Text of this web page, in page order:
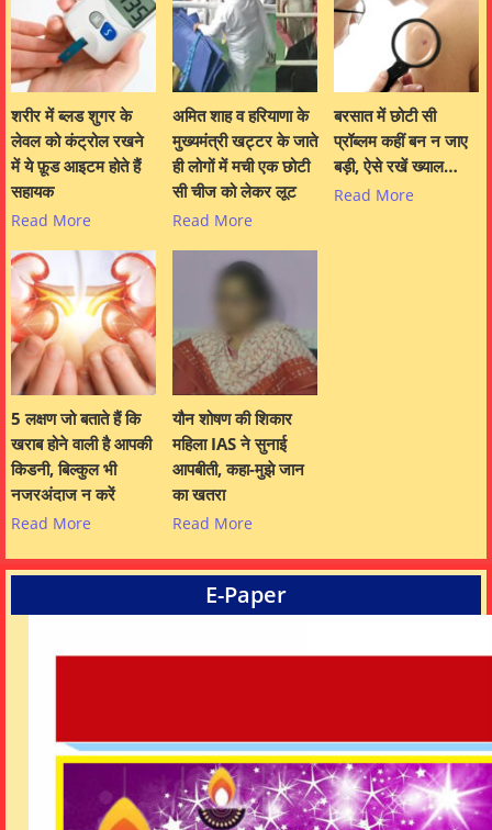
शरीर में ब्लड शुगर के
लेवल को कंट्रोल रखने
में ये फ़ूड आइटम होते हैं
सहायक
Read More
अमित शाह व हरियाणा के
मुख्यमंत्री खट्टर के जाते
ही लोगों में मची एक छोटी
सी चीज को लेकर लूट
Read More
बरसात में छोटी सी
प्रॉब्लम कहीं बन न जाए
बड़ी, ऐसे रखें ख्याल…
Read More
5 लक्षण जो बताते हैं कि
खराब होने वाली है आपकी
किडनी, बिल्कुल भी
नजरअंदाज न करें
Read More
यौन शोषण की शिकार
महिला IAS ने सुनाई
आपबीती, कहा-मुझे जान
का खतरा
Read More
E-Paper